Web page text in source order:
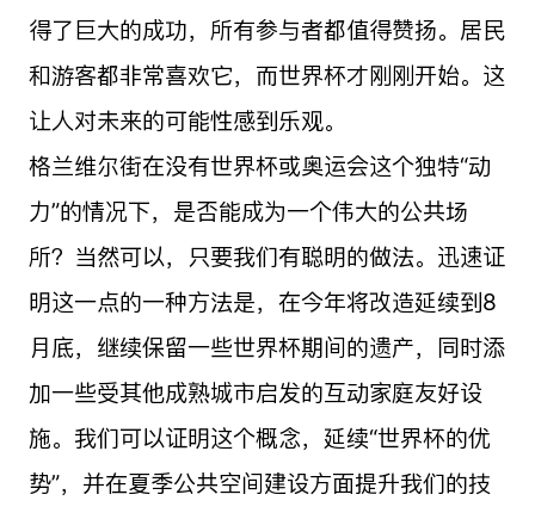
得了巨大的成功，所有参与者都值得赞扬。居民
和游客都非常喜欢它，而世界杯才刚刚开始。这
让人对未来的可能性感到乐观。
格兰维尔街在没有世界杯或奥运会这个独特“动
力”的情况下，是否能成为一个伟大的公共场
所？当然可以，只要我们有聪明的做法。迅速证
明这一点的一种方法是，在今年将改造延续到8
月底，继续保留一些世界杯期间的遗产，同时添
加一些受其他成熟城市启发的互动家庭友好设
施。我们可以证明这个概念，延续“世界杯的优
势”，并在夏季公共空间建设方面提升我们的技